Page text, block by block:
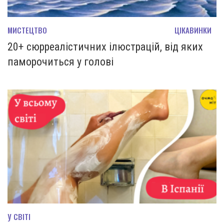
МИСТЕЦТВО ЦІКАВИНКИ
20+ cюрреалістичних ілюстрацій, від яких
паморочиться у голові
У СВІТІ